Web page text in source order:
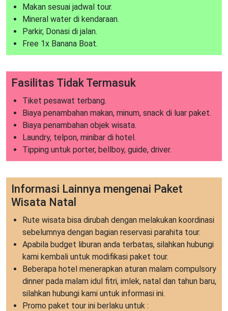
Makan sesuai jadwal tour.
Mineral water di kendaraan.
Parkir, Donasi di jalan.
Free 1x Banana Boat.
Fasilitas Tidak Termasuk
Tiket pesawat terbang.
Biaya penambahan makan, minum, snack di luar paket.
Biaya penambahan objek wisata.
Laundry, telpon, minibar di hotel.
Tipping untuk porter, bellboy, guide, driver.
Informasi Lainnya mengenai Paket
Wisata Natal
Rute wisata bisa dirubah dengan melakukan koordinasi
sebelumnya dengan bagian reservasi parahita tour.
Apabila budget liburan anda terbatas, silahkan hubungi
kami kembali untuk modifikasi paket tour.
Beberapa hotel menerapkan aturan malam compulsory
dinner pada malam idul fitri, imlek, natal dan tahun baru,
silahkan hubungi kami untuk informasi ini.
Promo paket tour ini berlaku untuk :